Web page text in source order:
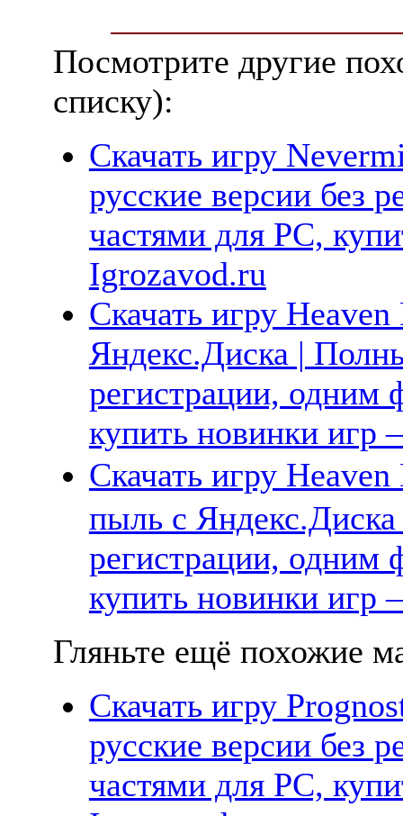
Посмотрите другие
списку):
Скачать игру
русские версии без
частями для PC,
Igrozavod.ru
Скачать игру
Яндекс.Диска |
регистрации, одним
купить новинки
Скачать игру
пыль с
регистрации, одним
купить новинки
Гляньте ещё похожие
Скачать игру
русские версии без
частями для PC,